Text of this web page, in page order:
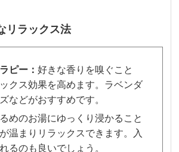
リラックス法
ピー：好きな香りを嗅ぐこと
クス効果を高めます。ラベンダ
などがおすすめです。
めのお湯にゆっくり浸かること
温まりリラックスできます。入
るのも良いでしょう。